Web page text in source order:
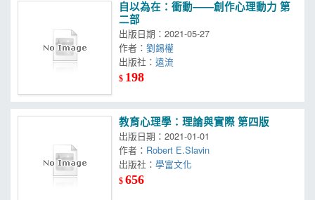
自以為在：衝動——創作心理動力 第
二部
出版日期：2021-05-27
作者：劉錫權
出版社：
$ 198
教育心理學：理論與實際 第四版
出版日期：2021-01-01
作者： Robert E.Slavin
出版社：
$656